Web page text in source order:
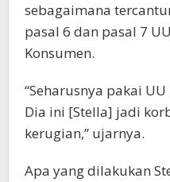
sebagaimana
pasal 6 dan pasal 7
Konsumen.
“Seharusnya pakai
Dia ini [Stella] jadi
kerugian,” ujarnya.
Apa yang dilakukan